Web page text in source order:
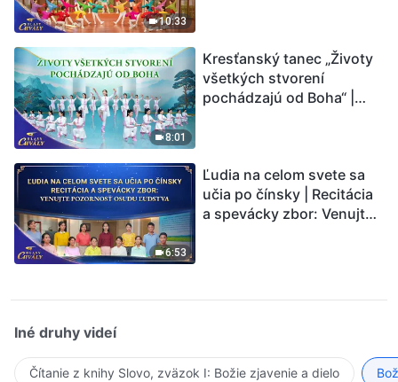
10:33
8:01
Kresťanský tanec „Životy
všetkých stvorení
pochádzajú od Boha“ |
6:53
Ľudia na celom svete sa
učia po čínsky | Recitácia
a spevácky zbor: Venujte
Iné druhy videí
Čítanie z knihy Slovo, zväzok I: Božie zjavenie a dielo